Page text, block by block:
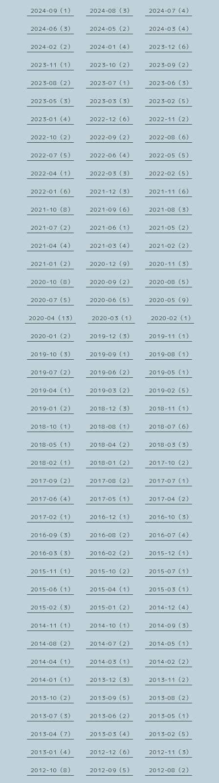
2024-09（1） 2024-08（3） 2024-07（4）
2024-06（3） 2024-05（2） 2024-03（4）
2024-02（2） 2024-01（4） 2023-12（6）
2023-11（1） 2023-10（2） 2023-09（2）
2023-08（2） 2023-07（1） 2023-06（3）
2023-05（3） 2023-03（3） 2023-02（5）
2023-01（4） 2022-12（6） 2022-11（2）
2022-10（2） 2022-09（2） 2022-08（6）
2022-07（5） 2022-06（4） 2022-05（5）
2022-04（1） 2022-03（3） 2022-02（5）
2022-01（6） 2021-12（3） 2021-11（6）
2021-10（8） 2021-09（6） 2021-08（3）
2021-07（2） 2021-06（1） 2021-05（2）
2021-04（4） 2021-03（4） 2021-02（2）
2021-01（2） 2020-12（9） 2020-11（3）
2020-10（8） 2020-09（2） 2020-08（5）
2020-07（5） 2020-06（5） 2020-05（9）
2020-04（13） 2020-03（1） 2020-02（1）
2020-01（2） 2019-12（3） 2019-11（1）
2019-10（3） 2019-09（1） 2019-08（1）
2019-07（2） 2019-06（2） 2019-05（1）
2019-04（1） 2019-03（2） 2019-02（5）
2019-01（2） 2018-12（3） 2018-11（1）
2018-10（1） 2018-08（1） 2018-07（6）
2018-05（1） 2018-04（2） 2018-03（3）
2018-02（1） 2018-01（2） 2017-10（2）
2017-09（2） 2017-08（2） 2017-07（1）
2017-06（4） 2017-05（1） 2017-04（2）
2017-02（1） 2016-12（1） 2016-10（3）
2016-09（3） 2016-08（2） 2016-07（4）
2016-03（3） 2016-02（2） 2015-12（1）
2015-11（1） 2015-10（2） 2015-07（1）
2015-06（1） 2015-04（1） 2015-03（1）
2015-02（3） 2015-01（2） 2014-12（4）
2014-11（1） 2014-10（1） 2014-09（3）
2014-08（2） 2014-07（2） 2014-05（1）
2014-04（1） 2014-03（1） 2014-02（2）
2014-01（1） 2013-12（3） 2013-11（2）
2013-10（2） 2013-09（5） 2013-08（2）
2013-07（3） 2013-06（2） 2013-05（1）
2013-04（7） 2013-03（4） 2013-02（5）
2013-01（4） 2012-12（6） 2012-11（3）
2012-10（8） 2012-09（5） 2012-08（2）